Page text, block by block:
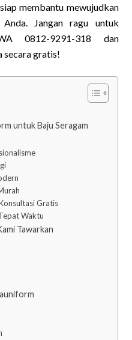
membantu mewujudkan
Jangan ragu untuk
0812-9291-318 dan
secara gratis!
untuk Baju Seragam
Gratis
Waktu
Tawarkan